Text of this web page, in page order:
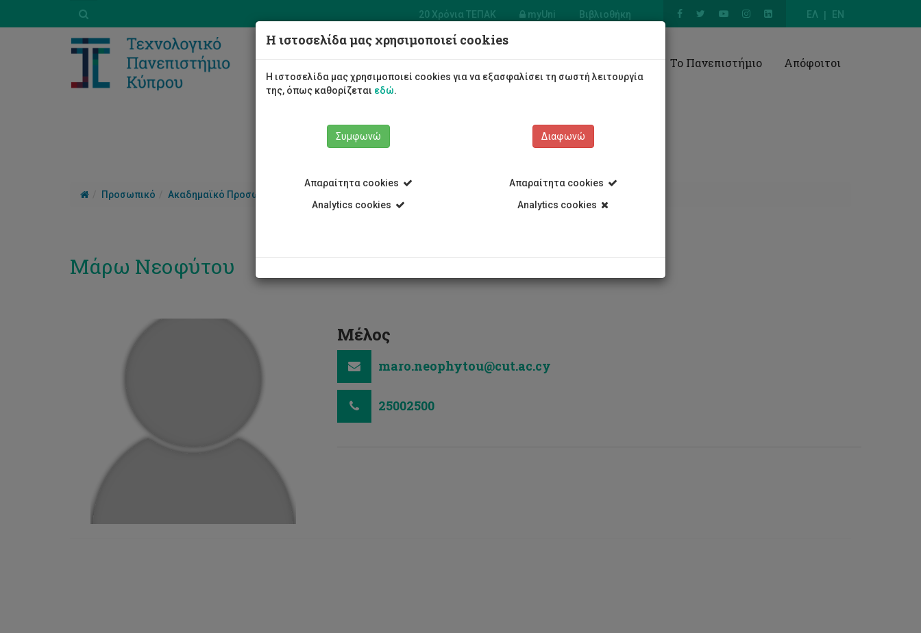
ΕΛ EN
20 Χρόνια ΤΕΠΑΚ myUni Βιβλιοθήκη
Φοιτητές/τριες Σπουδές Έρευνα Το Πανεπιστήμιο Απόφοιτοι
Προσωπικό Ακαδημαϊκό Προσωπικό
Μάρω Νεοφύτου
Μέλος
maro.neophytou@cut.ac.cy
25002500
Η ιστοσελίδα μας χρησιμοποιεί cookies
Η ιστοσελίδα μας χρησιμοποιεί cookies για να εξασφαλίσει τη σωστή λειτουργία
της, όπως καθορίζεται εδώ.
Συμφωνώ
Απαραίτητα cookies
Analytics cookies
Διαφωνώ
Απαραίτητα cookies
Analytics cookies